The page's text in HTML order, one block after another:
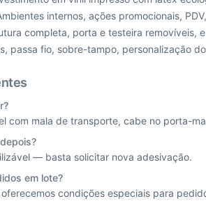
internos, ações promocionais,
completa, porta e testeira removíveis,
passa fio, sobre-tampo, personalização
com mala de transporte, cabe no porta-
— basta solicitar nova adesivação.
em lote?
condições especiais para